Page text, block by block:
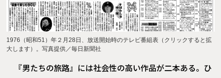
1976（昭和51）年２月28日、放送開始時のテレビ番組表（クリックすると拡
大します）。写真提供／毎日新聞社
『男たちの旅路』には社会性の高い作品が二本ある。ひ